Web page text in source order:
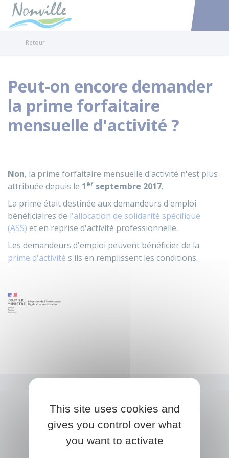
Accéder
Retour
Peut-on encore demander
la prime forfaitaire
mensuelle d'activité ?
Non, la prime forfaitaire mensuelle d'activité n'est plus
attribuée depuis le 1er septembre 2017.
La prime était destinée aux demandeurs d'emploi
bénéficiaires de l'allocation de solidarité spécifique
(ASS) et en reprise d'activité professionnelle.
Les demandeurs d'emploi peuvent bénéficier de la
prime d'activité s'ils en remplissent les conditions.
This site uses cookies and
gives you control over what
you want to activate